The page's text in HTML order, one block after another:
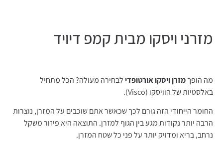
מזרני ויסקו מבית קמפ דיויד
מה הופךמזרן ויסקו אורטופדילבחירה מעולה? הכל מתחיל
באלסטיות של הוויסקו (Visco).
החומר הייחודי הזה גורם לכך שכאשר אתם שוכבים על המזרן, נוצרות
הרבה יותר נקודות מגע בין הגוף למזרן. התוצאה היא פיזור משקל
נרחב, בריא ומדויק יותר על פני כל שטח המזרן.